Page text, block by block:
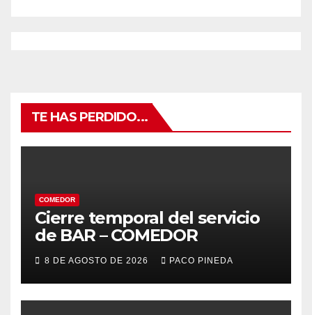
TE HAS PERDIDO...
COMEDOR
Cierre temporal del servicio
de BAR – COMEDOR
8 DE AGOSTO DE 2026 PACO PINEDA